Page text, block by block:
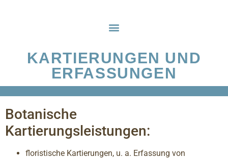
KARTIERUNGEN UND
ERFASSUNGEN
Botanische
Kartierungsleistungen:
floristische Kartierungen, u. a. Erfassung von